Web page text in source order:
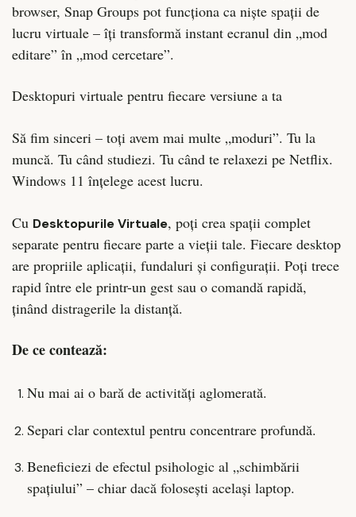
browser, Snap Groups pot funcționa ca niște spații de
lucru virtuale – îți transformă instant ecranul din „mod
editare” în „mod cercetare”.
Desktopuri virtuale pentru fiecare versiune a ta
Să fim sinceri – toți avem mai multe „moduri”. Tu la
muncă. Tu când studiezi. Tu când te relaxezi pe Netflix.
Windows 11 înțelege acest lucru.
Cu Desktopurile Virtuale, poți crea spații complet
separate pentru fiecare parte a vieții tale. Fiecare desktop
are propriile aplicații, fundaluri și configurații. Poți trece
rapid între ele printr-un gest sau o comandă rapidă,
ținând distragerile la distanță.
De ce contează:
Nu mai ai o bară de activități aglomerată.
Separi clar contextul pentru concentrare profundă.
Beneficiezi de efectul psihologic al „schimbării
spațiului” – chiar dacă folosești același laptop.